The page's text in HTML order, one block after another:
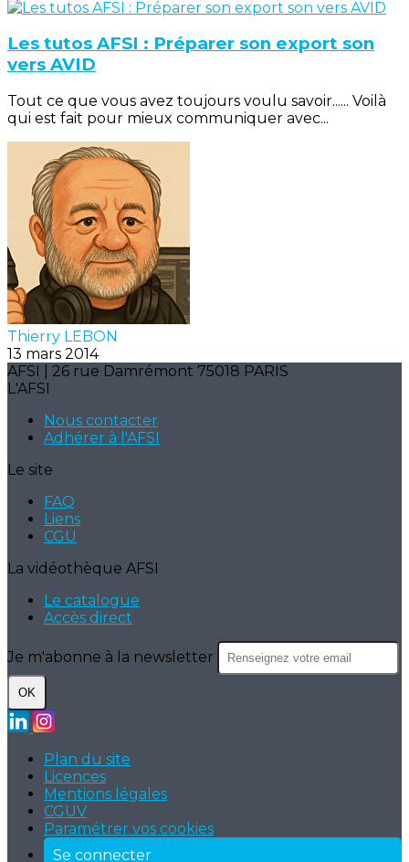
Les tutos AFSI : Préparer son export son
vers AVID
Tout ce que vous avez toujours voulu savoir...... Voilà
qui est fait pour mieux communiquer avec...
Thierry LEBON
13 mars 2014
AFSI | 26 rue Damrémont 75018 PARIS
L'AFSI
Nous contacter
Adhérer à l'AFSI
Le site
FAQ
Liens
CGU
La vidéothèque AFSI
Le catalogue
Accès direct
Je m'abonne à la newsletter
OK
Plan du site
Licences
Mentions légales
CGUV
Paramétrer vos cookies
Se connecter